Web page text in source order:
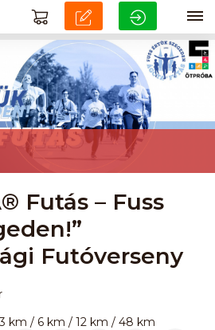
Futás – Fuss
Futóverseny
km / 6 km / 12 km / 48 km